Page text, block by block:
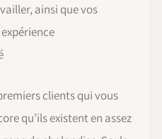
ainsi que vos
clients qui vous
qu’ils existent en assez